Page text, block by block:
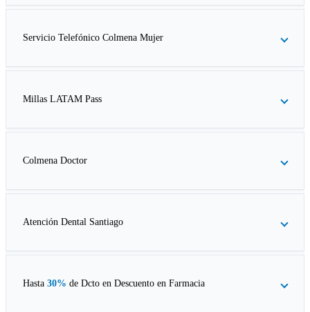
Servicio Telefónico Colmena Mujer
Millas LATAM Pass
Colmena Doctor
Atención Dental Santiago
Hasta 30% de Dcto en Descuento en Farmacia